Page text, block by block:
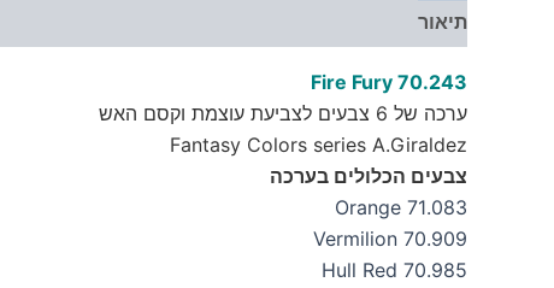
תיאור
Fire Fury 70.243
ערכה של 6 צבעים לצביעת עוצמת וקסם האש
Fantasy Colors series A.Giraldez
צבעים הכלולים בערכה
71.083 Orange
70.909 Vermilion
70.985 Hull Red